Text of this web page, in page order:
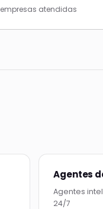
empresas atendidas
Agentes
Agentes
24/7